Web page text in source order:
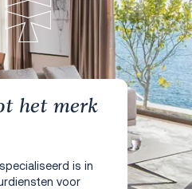
het merk
is in
voor